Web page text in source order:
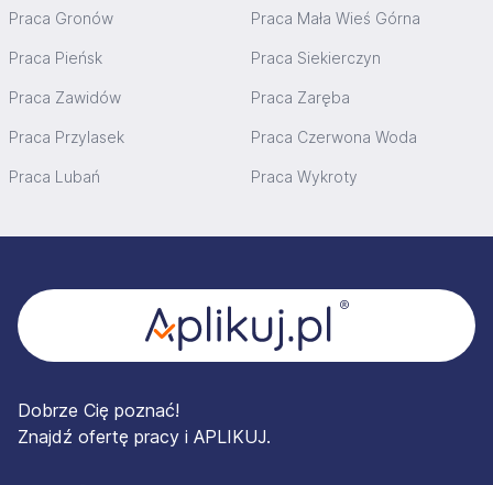
Praca Gronów Praca Mała Wieś Górna
Praca Pieńsk Praca Siekierczyn
Praca Zawidów Praca Zaręba
Praca Przylasek Praca Czerwona Woda
Praca Lubań Praca Wykroty
Dobrze Cię poznać!
Znajdź ofertę pracy i APLIKUJ.